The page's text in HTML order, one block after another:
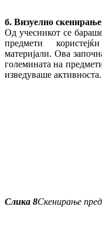
б. Визуелно скенирање
Од учесникот се
предмети
материјали. Ова
големината на
изведуваше активноста.
Слика 8Скенирање